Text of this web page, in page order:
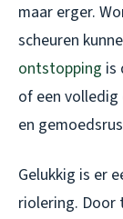
maar erger.
scheuren
ontstopping is
of een
en
Gelukkig is er
riolering. Door